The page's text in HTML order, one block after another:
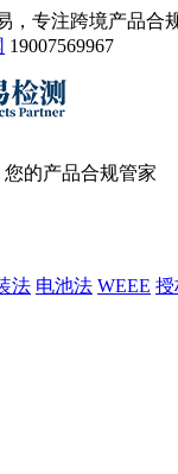
，专注跨境产品合
19007569967
您的产品合规管家
法 电池法 WEEE 授